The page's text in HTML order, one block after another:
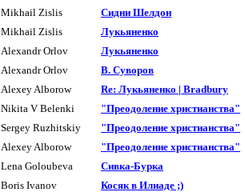
Mikhail Zislis
Сидни Шелдон
Mikhail Zislis
Лyкьяненко
Alexandr Orlov
Лyкьяненко
Alexandr Orlov
В. Сувоpов
Alexey Alborow
Re: Лукьяненко | Bradbury
Nikita V Belenki
"Преодоление христианства"
Sergey Ruzhitskiy
"Преодоление христианства"
Alexey Alborow
"Преодоление христианства"
Lena Goloubeva
Сивка-Буpка
Boris Ivanov
Косяк в Илиаде ;)